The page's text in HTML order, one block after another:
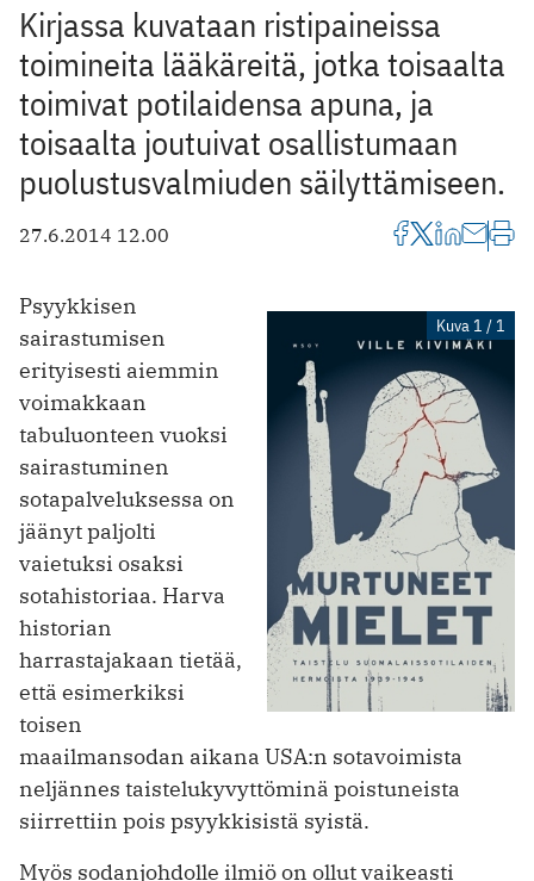
Kirjassa kuvataan ristipaineissa
toimineita lääkäreitä, jotka toisaalta
toimivat potilaidensa apuna, ja
toisaalta joutuivat osallistumaan
puolustusvalmiuden säilyttämiseen.
27.6.2014 12.00
Kuva 1 / 1
Psyykkisen
sairastumisen
erityisesti aiemmin
voimakkaan
tabuluonteen vuoksi
sairastuminen
sotapalveluksessa on
jäänyt paljolti
vaietuksi osaksi
sotahistoriaa. Harva
historian
harrastajakaan tietää,
että esimerkiksi
toisen
maailmansodan aikana USA:n sotavoimista
neljännes taistelukyvyttöminä poistuneista
siirrettiin pois psyykkisistä syistä.
Myös sodanjohdolle ilmiö on ollut vaikeasti